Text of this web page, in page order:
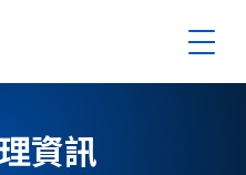
容
資訊